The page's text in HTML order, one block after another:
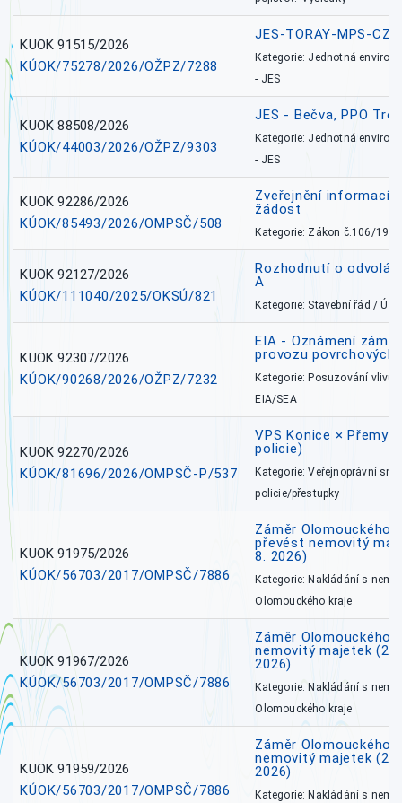
KUOK 91515/2026
KÚOK/75278/2026/OŽPZ/7288
JES-TORAY-MPS-CZ
Kategorie: Jednotná
- JES
KUOK 88508/2026
KÚOK/44003/2026/OŽPZ/9303
JES - Bečva, PPO
Kategorie: Jednotná
- JES
KUOK 92286/2026
KÚOK/85493/2026/OMPSČ/508
Zveřejnění informací
žádost
Kategorie: Zákon č.106/1999
KUOK 92127/2026
KÚOK/111040/2025/OKSÚ/821
Rozhodnutí o
A
Kategorie: Stavební řád /
KUOK 92307/2026
KÚOK/90268/2026/OŽPZ/7232
EIA - Oznámení
provozu povrchových
Kategorie: Posuzování vlivů
EIA/SEA
KUOK 92270/2026
KÚOK/81696/2026/OMPSČ-P/537
VPS Konice ×
policie)
Kategorie: Veřejnoprávní
policie/přestupky
KUOK 91975/2026
KÚOK/56703/2017/OMPSČ/7886
Záměr Olomouckého
převést nemovitý
8. 2026)
Kategorie: Nakládání s
Olomouckého kraje
KUOK 91967/2026
KÚOK/56703/2017/OMPSČ/7886
Záměr Olomouckého
nemovitý majetek
2026)
Kategorie: Nakládání s
Olomouckého kraje
KUOK 91959/2026
KÚOK/56703/2017/OMPSČ/7886
Záměr Olomouckého
nemovitý majetek
2026)
Kategorie: Nakládání s